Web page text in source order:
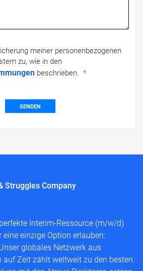
meiner personenbezogenen
zu, wie in den
beschrieben.
SENDEN
Struggles Company
Interim-Ressource (m/w/d)
einzige Option erlauben:
globales Netzwerk aus
auf Zeit zählt weltweit zu den besten.